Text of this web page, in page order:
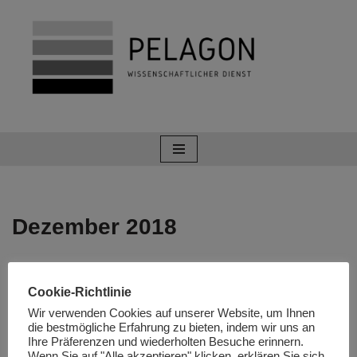
Zum
Inhalt
springen
Dezember 2018
des Königreiches der Serben,
Kroaten und Slowenen
Cookie-Richtlinie
Wir verwenden Cookies auf unserer Website, um Ihnen
die bestmögliche Erfahrung zu bieten, indem wir uns an
Ihre Präferenzen und wiederholten Besuche erinnern.